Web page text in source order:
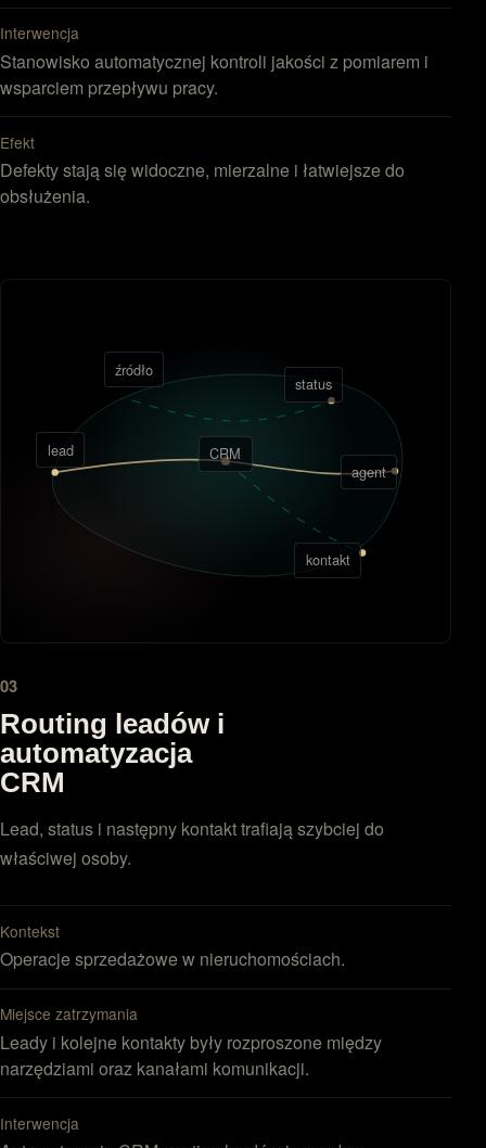
Interwencja
Stanowisko automatycznej kontroli jakości z pomiarem i
wsparciem przepływu pracy.
Efekt
Defekty stają się widoczne, mierzalne i łatwiejsze do
obsłużenia.
lead
źródło
CRM
status
agent
kontakt
03
Routing leadów i
automatyzacja
CRM
Lead, status i następny kontakt trafiają szybciej do
właściwej osoby.
Kontekst
Operacje sprzedażowe w nieruchomościach.
Miejsce zatrzymania
Leady i kolejne kontakty były rozproszone między
narzędziami oraz kanałami komunikacji.
Interwencja